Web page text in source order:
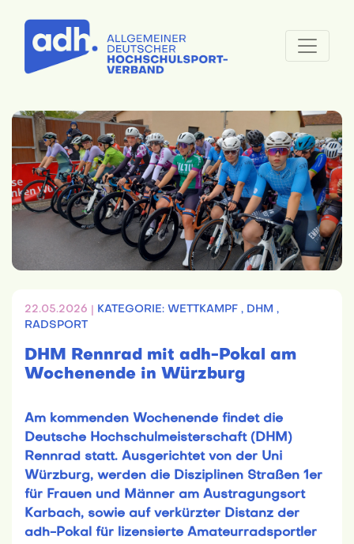
22.05.2026 | KATEGORIE: WETTKAMPF , DHM ,
RADSPORT
DHM Rennrad mit adh-Pokal am
Wochenende in Würzburg
Am kommenden Wochenende findet die
Deutsche Hochschulmeisterschaft (DHM)
Rennrad statt. Ausgerichtet von der Uni
Würzburg, werden die Disziplinen Straßen 1er
für Frauen und Männer am Austragungsort
Karbach, sowie auf verkürzter Distanz der
adh-Pokal für lizensierte Amateurradsportler